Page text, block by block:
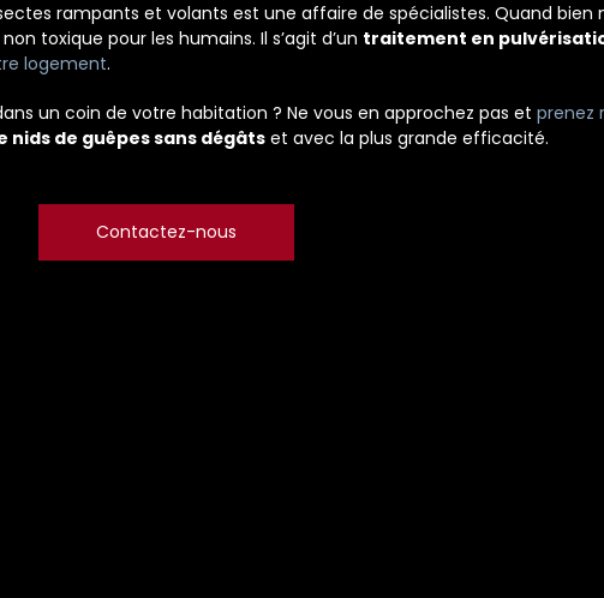
rampants et volants est une affaire de spécialistes. Quand bien
toxique pour les humains. Il s’agit d’un traitement en
logement.
un coin de votre habitation ? Ne vous en approchez pas et prenez
nids de guêpes sans dégâts et avec la plus grande efficacité.
Contactez-nous